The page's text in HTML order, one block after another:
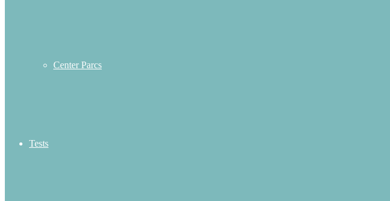
Center Parcs
Tests